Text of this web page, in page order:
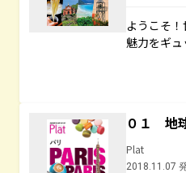
ようこそ
魅力をギュ
０１ 地
Plat
2018.11.07